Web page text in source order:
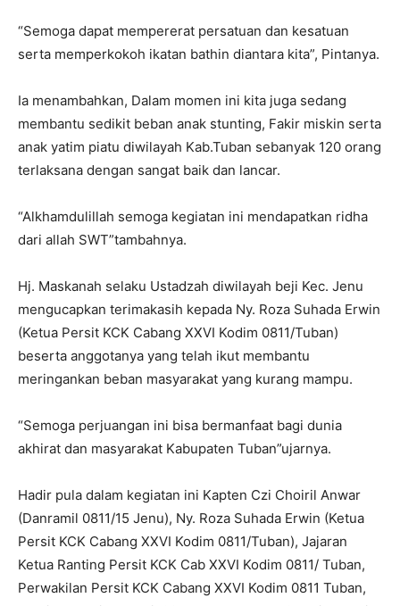
“Semoga dapat mempererat persatuan dan kesatuan
serta memperkokoh ikatan bathin diantara kita”, Pintanya.
Ia menambahkan, Dalam momen ini kita juga sedang
membantu sedikit beban anak stunting, Fakir miskin serta
anak yatim piatu diwilayah Kab.Tuban sebanyak 120 orang
terlaksana dengan sangat baik dan lancar.
“Alkhamdulillah semoga kegiatan ini mendapatkan ridha
dari allah SWT”tambahnya.
Hj. Maskanah selaku Ustadzah diwilayah beji Kec. Jenu
mengucapkan terimakasih kepada Ny. Roza Suhada Erwin
(Ketua Persit KCK Cabang XXVI Kodim 0811/Tuban)
beserta anggotanya yang telah ikut membantu
meringankan beban masyarakat yang kurang mampu.
“Semoga perjuangan ini bisa bermanfaat bagi dunia
akhirat dan masyarakat Kabupaten Tuban”ujarnya.
Hadir pula dalam kegiatan ini Kapten Czi Choiril Anwar
(Danramil 0811/15 Jenu), Ny. Roza Suhada Erwin (Ketua
Persit KCK Cabang XXVI Kodim 0811/Tuban), Jajaran
Ketua Ranting Persit KCK Cab XXVI Kodim 0811/ Tuban,
Perwakilan Persit KCK Cabang XXVI Kodim 0811 Tuban,